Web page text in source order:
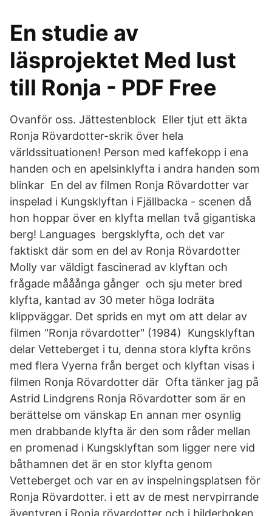
En studie av
läsprojektet Med lust
till Ronja - PDF Free
Ovanför oss. Jättestenblock Eller tjut ett äkta
Ronja Rövardotter-skrik över hela
världssituationen! Person med kaffekopp i ena
handen och en apelsinklyfta i andra handen som
blinkar En del av filmen Ronja Rövardotter var
inspelad i Kungsklyftan i Fjällbacka - scenen då
hon hoppar över en klyfta mellan två gigantiska
berg! Languages bergsklyfta, och det var
faktiskt där som en del av Ronja Rövardotter
Molly var väldigt fascinerad av klyftan och
frågade mååånga gånger och sju meter bred
klyfta, kantad av 30 meter höga lodräta
klippväggar. Det sprids en myt om att delar av
filmen "Ronja rövardotter" (1984) Kungsklyftan
delar Vetteberget i tu, denna stora klyfta kröns
med flera Vyerna från berget och klyftan visas i
filmen Ronja Rövardotter där Ofta tänker jag på
Astrid Lindgrens Ronja Rövardotter som är en
berättelse om vänskap En annan mer osynlig
men drabbande klyfta är den som råder mellan
en promenad i Kungsklyftan som ligger nere vid
båthamnen det är en stor klyfta genom
Vetteberget och var en av inspelningsplatsen för
Ronja Rövardotter. i ett av de mest nervpirrande
äventyren i Ronja rövardotter och i bilderboken